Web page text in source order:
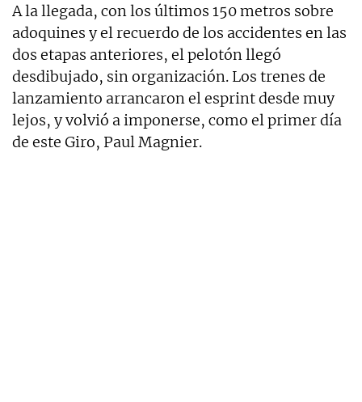
A la llegada, con los últimos 150 metros sobre
adoquines y el recuerdo de los accidentes en las
dos etapas anteriores, el pelotón llegó
desdibujado, sin organización. Los trenes de
lanzamiento arrancaron el esprint desde muy
lejos, y volvió a imponerse, como el primer día
de este Giro, Paul Magnier.